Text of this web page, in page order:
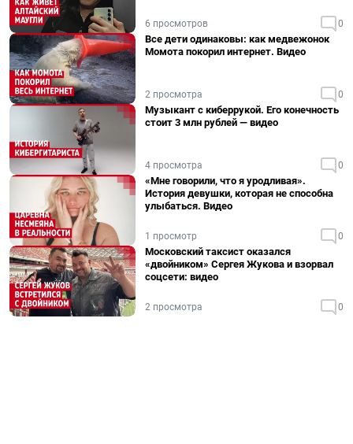
6 просмотров 0
Все дети одинаковы: как медвежонок
Момота покорил интернет. Видео
2 просмотра 0
Музыкант с киберрукой. Его конечность
стоит 3 млн рублей — видео
4 просмотра 0
«Мне говорили, что я уродливая».
История девушки, которая не способна
улыбаться. Видео
1 просмотр 0
Московский таксист оказался
«двойником» Сергея Жукова и взорвал
соцсети: видео
2 просмотра 0